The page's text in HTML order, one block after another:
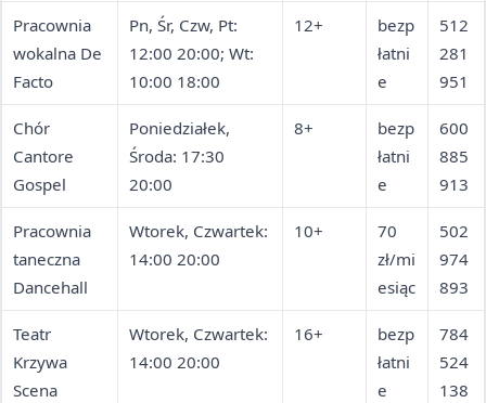
Pracownia
wokalna De
Facto
Pn, Śr, Czw, Pt:
12:00 20:00; Wt:
10:00 18:00
12+
bezp
łatni
e
512
281
951
Chór
Cantore
Gospel
Poniedziałek,
Środa: 17:30
20:00
8+
bezp
łatni
e
600
885
913
Pracownia
taneczna
Dancehall
Wtorek, Czwartek:
14:00 20:00
10+
70
zł/mi
esiąc
502
974
893
Teatr
Krzywa
Scena
Wtorek, Czwartek:
14:00 20:00
16+
bezp
łatni
e
784
524
138